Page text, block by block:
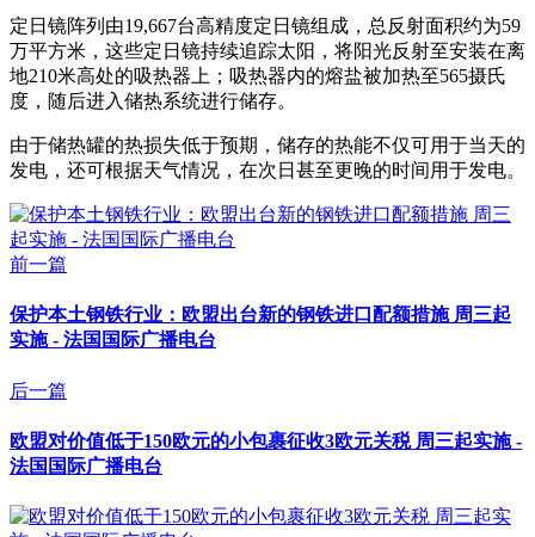
定日镜阵列由19,667台高精度定日镜组成，总反射面积约为59
万平方米，这些定日镜持续追踪太阳，将阳光反射至安装在离
地210米高处的吸热器上；吸热器内的熔盐被加热至565摄氏
度，随后进入储热系统进行储存。
由于储热罐的热损失低于预期，储存的热能不仅可用于当天的
发电，还可根据天气情况，在次日甚至更晚的时间用于发电。
前一篇
保护本土钢铁行业：欧盟出台新的钢铁进口配额措施 周三起
实施 - 法国国际广播电台
后一篇
欧盟对价值低于150欧元的小包裹征收3欧元关税 周三起实施 -
法国国际广播电台